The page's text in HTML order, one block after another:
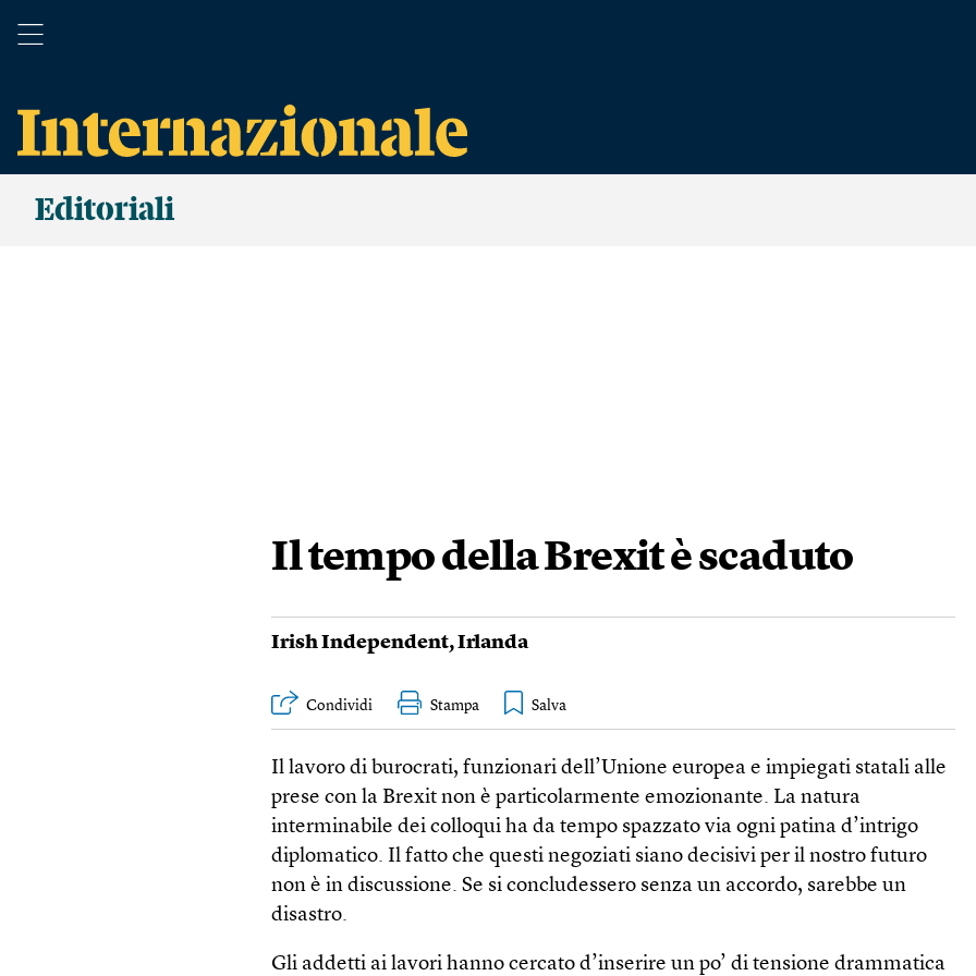
Editoriali
Il tempo della Brexit è scaduto
Irish Independent,Irlanda
Condividi Stampa
Il lavoro di burocrati, funzionari dell’Unione europea e impiegati statali alle
prese con la Brexit non è particolarmente emozionante. La natura
interminabile dei colloqui ha da tempo spazzato via ogni patina d’intrigo
diplomatico. Il fatto che questi negoziati siano decisivi per il nostro futuro
non è in discussione. Se si concludessero senza un accordo, sarebbe un
disastro.
Gli addetti ai lavori hanno cercato d’inserire un po’ di tensione drammatica